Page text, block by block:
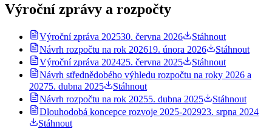
Výroční zprávy a rozpočty
Výroční zpráva 202530. června 2026
Stáhnout
Návrh rozpočtu na rok 202619. února 2026
Stáhnout
Výroční zpráva 202425. června 2025
Stáhnout
Návrh střednědobého výhledu rozpočtu na roky 2026 a
20275. dubna 2025
Stáhnout
Návrh rozpočtu na rok 20255. dubna 2025
Stáhnout
Dlouhodobá koncepce rozvoje 2025-202923. srpna 2024
Stáhnout